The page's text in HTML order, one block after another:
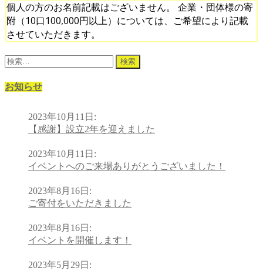
個人の方のお名前記載はございません。 企業・団体様の寄
附（10口100,000円以上）については、ご希望により記載
させていただきます。
検
お知らせ
2023年10月11日 :
【感謝】設立2年を迎えました
2023年10月11日 :
イベントへのご来場ありがとうございました！
2023年8月16日 :
ご寄付をいただきました
2023年8月16日 :
イベントを開催します！
2023年5月29日 :